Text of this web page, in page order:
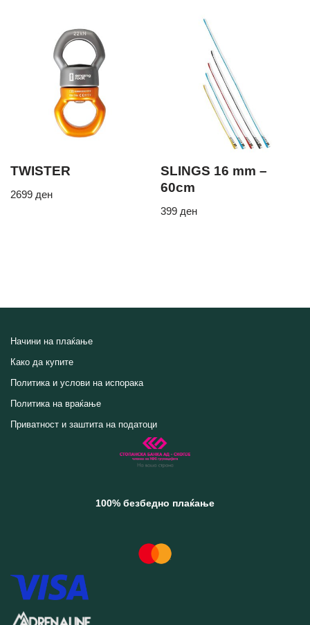
TWISTER
2699 ден
SLINGS 16 mm –
60cm
399 ден
Начини на плаќање
Како да купите
Политика и услови на испорака
Политика на враќање
Приватност и заштита на податоци
100% безбедно плаќање